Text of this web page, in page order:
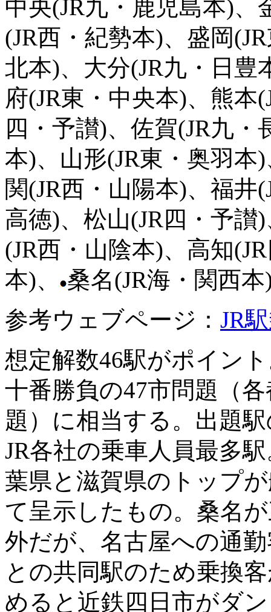
中央(JR九・鹿児島本)、
(JR西・紀勢本)、盛岡
北本)、大分(JR九・日豊
府(JR東・中央本)、熊本
四・予讃)、佐賀(JR九・
本)、山形(JR東・奥羽
関(JR西・山陽本)、福井
高徳)、松山(JR四・予讃
(JR西・山陰本)、高知
本)、
桑名(JR海・関西
参考ウェブページ： JR
想定解数46駅がポイン
十番勝負の47市問題（
題）に相当する。出題
JR各社の乗車人員最多
葉県と滋賀県のトップ
て呈示したもの。桑名
外だが、名古屋への通
との共同駅のため乗換
めると近鉄四日市がダ